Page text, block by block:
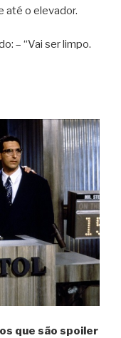
até o elevador.
– “Vai ser limpo.
que são spoiler